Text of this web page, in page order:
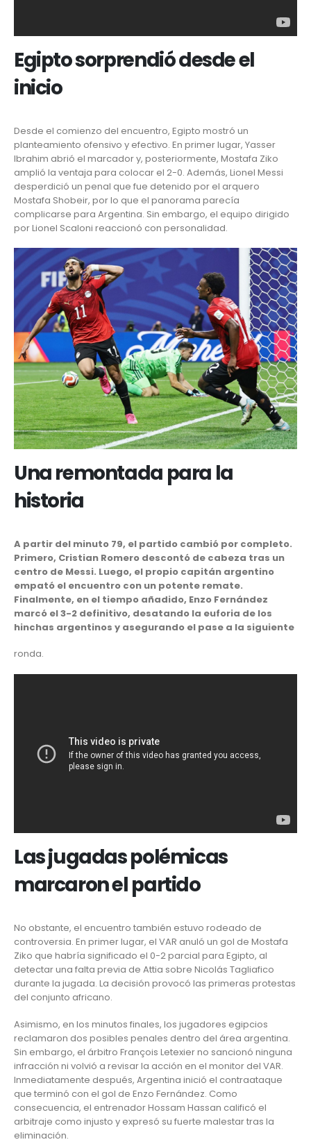
Egipto sorprendió desde el
inicio
Desde el comienzo del encuentro, Egipto mostró un
planteamiento ofensivo y efectivo. En primer lugar, Yasser
Ibrahim abrió el marcador y, posteriormente, Mostafa Ziko
amplió la ventaja para colocar el 2-0. Además, Lionel Messi
desperdició un penal que fue detenido por el arquero
Mostafa Shobeir, por lo que el panorama parecía
complicarse para Argentina. Sin embargo, el equipo dirigido
por Lionel Scaloni reaccionó con personalidad.
Una remontada para la
historia
A partir del minuto 79, el partido cambió por completo.
Primero, Cristian Romero descontó de cabeza tras un
centro de Messi. Luego, el propio capitán argentino
empató el encuentro con un potente remate.
Finalmente, en el tiempo añadido, Enzo Fernández
marcó el 3-2 definitivo, desatando la euforia de los
hinchas argentinos y asegurando el pase a la siguiente
ronda.
Las jugadas polémicas
marcaron el partido
No obstante, el encuentro también estuvo rodeado de
controversia. En primer lugar, el VAR anuló un gol de Mostafa
Ziko que habría significado el 0-2 parcial para Egipto, al
detectar una falta previa de Attia sobre Nicolás Tagliafico
durante la jugada. La decisión provocó las primeras protestas
del conjunto africano.
Asimismo, en los minutos finales, los jugadores egipcios
reclamaron dos posibles penales dentro del área argentina.
Sin embargo, el árbitro François Letexier no sancionó ninguna
infracción ni volvió a revisar la acción en el monitor del VAR.
Inmediatamente después, Argentina inició el contraataque
que terminó con el gol de Enzo Fernández. Como
consecuencia, el entrenador Hossam Hassan calificó el
arbitraje como injusto y expresó su fuerte malestar tras la
eliminación.